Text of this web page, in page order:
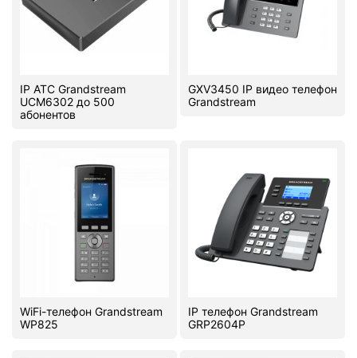
PC components
IP АТС Grandstream
UCM6302 до 500
абонентов
GXV3450 IP видео телефон
Grandstream
WiFi-телефон Grandstream
WP825
IP телефон Grandstream
GRP2604P